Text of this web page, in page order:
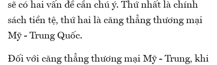
sẽ có hai vấn đề cần chú ý. Thứ nhất là chính
sách tiền tệ, thứ hai là căng thẳng thương mại
Mỹ - Trung Quốc.
Đối với căng thẳng thương mại Mỹ - Trung, khi